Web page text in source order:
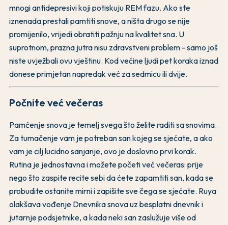
mnogi antidepresivi koji potiskuju REM fazu. Ako ste
iznenada prestali pamtiti snove, a ništa drugo se nije
promijenilo, vrijedi obratiti pažnju na kvalitet sna. U
suprotnom, prazna jutra nisu zdravstveni problem - samo još
niste uvježbali ovu vještinu. Kod većine ljudi pet koraka iznad
donese primjetan napredak već za sedmicu ili dvije.
Počnite već večeras
Pamćenje snova je temelj svega što želite raditi sa snovima.
Za tumačenje vam je potreban san kojeg se sjećate, a ako
vam je cilj lucidno sanjanje, ovo je doslovno prvi korak.
Rutina je jednostavna i možete početi već večeras: prije
nego što zaspite recite sebi da ćete zapamtiti san, kada se
probudite ostanite mirni i zapišite sve čega se sjećate. Ruya
olakšava vođenje Dnevnika snova uz besplatni dnevnik i
jutarnje podsjetnike, a kada neki san zaslužuje više od